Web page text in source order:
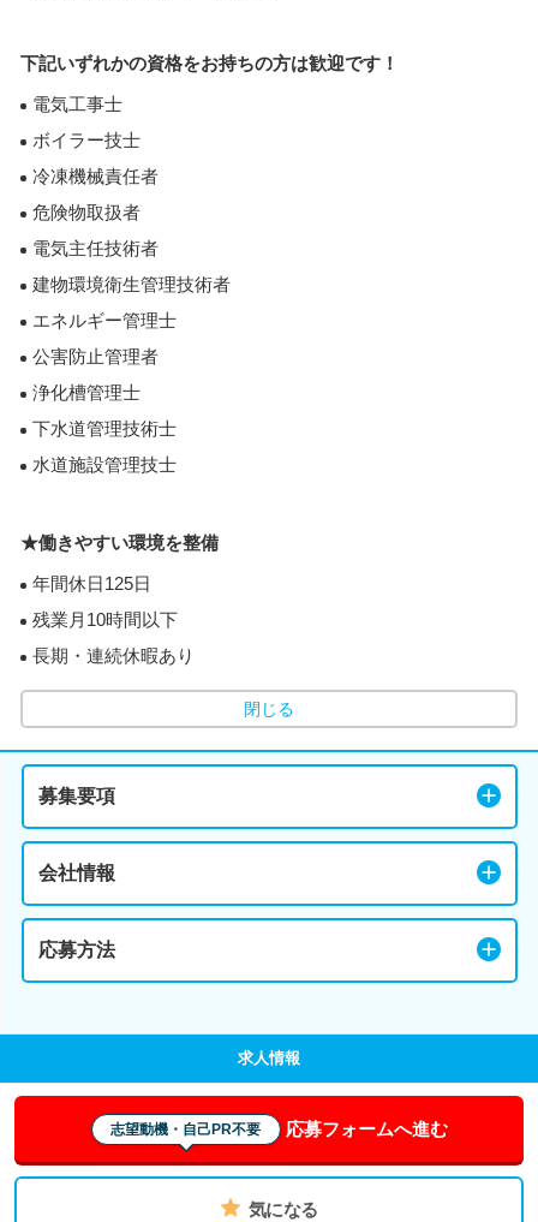
下記いずれかの資格をお持ちの方は歓迎です！
電気工事士
ボイラー技士
冷凍機械責任者
危険物取扱者
電気主任技術者
建物環境衛生管理技術者
エネルギー管理士
公害防止管理者
浄化槽管理士
下水道管理技術士
水道施設管理技士
★働きやすい環境を整備
年間休日125日
残業月10時間以下
長期・連続休暇あり
閉じる
募集要項
会社情報
応募方法
求人情報
志望動機・自己PR不要 応募フォームへ進む
気になる